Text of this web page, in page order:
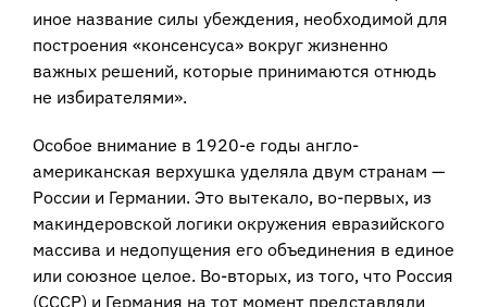
иное название силы убеждения, необходимой для
построения «консенсуса» вокруг жизненно
важных решений, которые принимаются отнюдь
не избирателями».
Особое внимание в 1920-е годы англо-
американская верхушка уделяла двум странам —
России и Германии. Это вытекало, во-первых, из
макиндеровской логики окружения евразийского
массива и недопущения его объединения в единое
или союзное целое. Во-вторых, из того, что Россия
(СССР) и Германия на тот момент представляли